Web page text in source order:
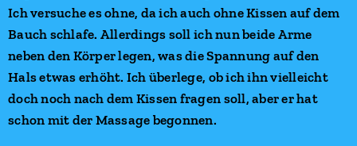
Ich versuche es ohne, da ich auch ohne Kissen auf dem
Bauch schlafe. Allerdings soll ich nun beide Arme
neben den Körper legen, was die Spannung auf den
Hals etwas erhöht. Ich überlege, ob ich ihn vielleicht
doch noch nach dem Kissen fragen soll, aber er hat
schon mit der Massage begonnen.